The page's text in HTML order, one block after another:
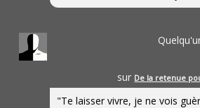
sur De la retenue
"Te laisser vivre, je ne vois